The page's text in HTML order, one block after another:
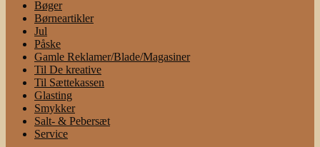
Bøger
Børneartikler
Jul
Påske
Gamle Reklamer/Blade/Magasiner
Til De kreative
Til Sættekassen
Glasting
Smykker
Salt- & Pebersæt
Service